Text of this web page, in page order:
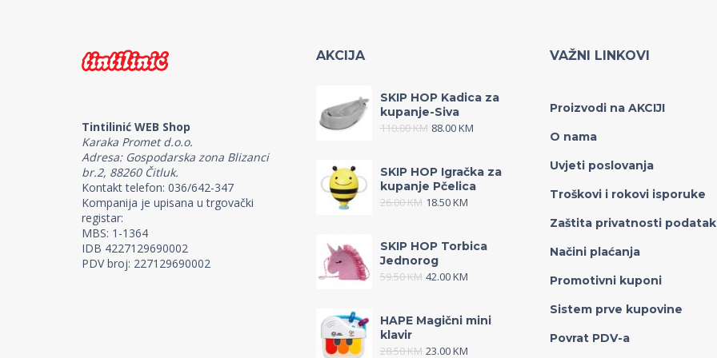
Tintilinić WEB Shop
Karaka Promet d.o.o.
Adresa: Gospodarska zona Blizanci
br.2, 88260 Čitluk.
Kontakt telefon: 036/642-347
Kompanija je upisana u trgovački
registar:
MBS: 1-1364
IDB 4227129690002
PDV broj: 227129690002
AKCIJA
SKIP HOP Kadica za
kupanje-Siva
110.00KM 88.00KM
SKIP HOP Igračka za
kupanje Pčelica
26.00KM 18.50KM
SKIP HOP Torbica
Jednorog
59.50KM 42.00KM
HAPE Magični mini
klavir
28.50KM 23.00KM
VAŽNI LINKOVI
Proizvodi na AKCIJI
O nama
Uvjeti poslovanja
Troškovi i rokovi isporuke
Zaštita privatnosti
Načini plaćanja
Promotivni kuponi
Sistem prve kupovine
Povrat PDV-a